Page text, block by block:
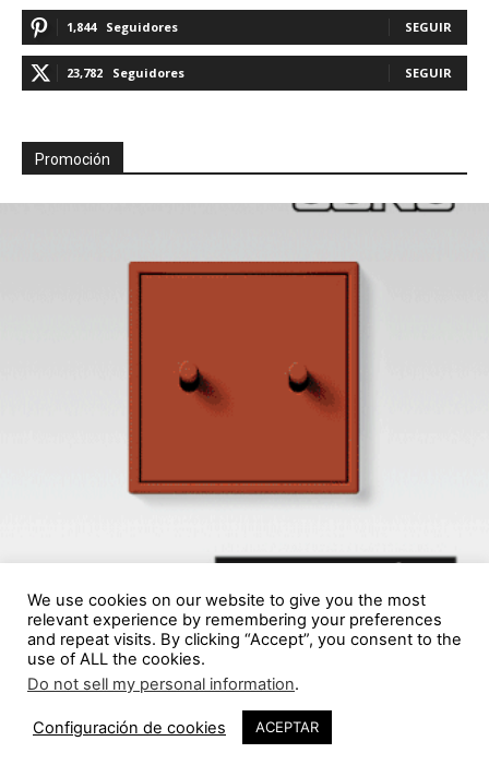
1,844 Seguidores SEGUIR
23,782 Seguidores SEGUIR
Promoción
We use cookies on our website to give you the most
relevant experience by remembering your preferences
and repeat visits. By clicking “Accept”, you consent to the
use of ALL the cookies.
Do not sell my personal information.
Configuración de cookies ACEPTAR